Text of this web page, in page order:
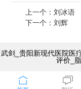
上一个：刘冰语
下一个：刘辉
武剑_贵阳新现代医院医
评价_